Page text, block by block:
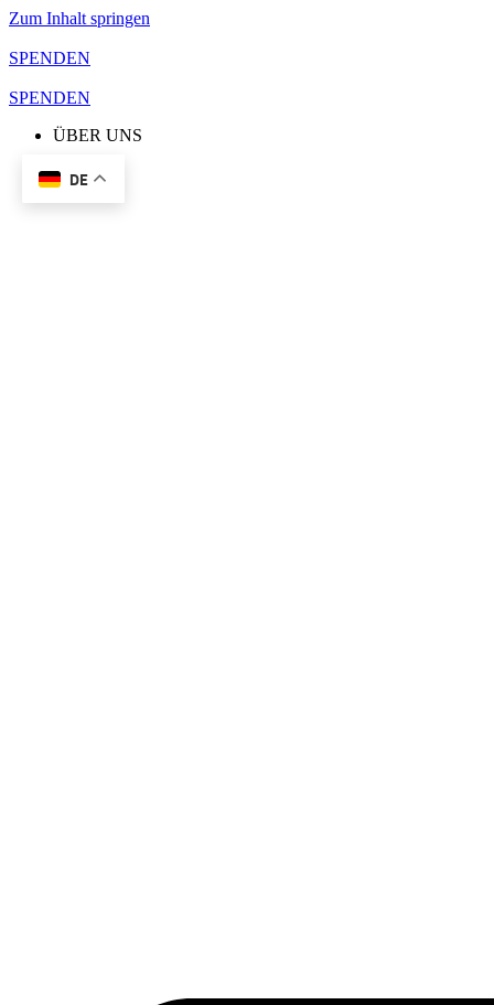
Zum Inhalt springen
SPENDEN
SPENDEN
ÜBER UNS
DE